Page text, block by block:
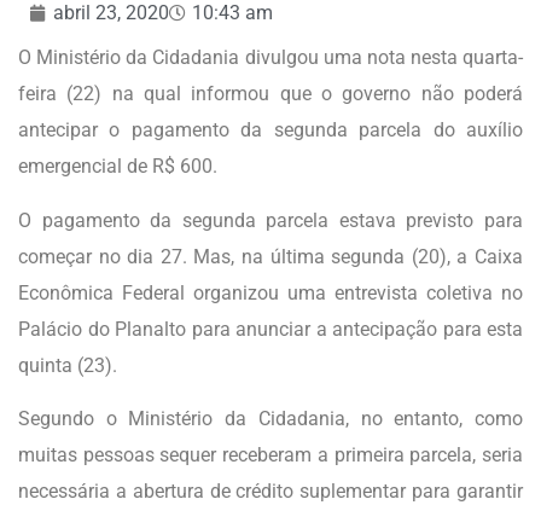
abril 23, 2020
10:43 am
O Ministério da Cidadania divulgou uma nota nesta quarta-
feira (22) na qual informou que o governo não poderá
antecipar o pagamento da segunda parcela do auxílio
emergencial de R$ 600.
O pagamento da segunda parcela estava previsto para
começar no dia 27. Mas, na última segunda (20), a Caixa
Econômica Federal organizou uma entrevista coletiva no
Palácio do Planalto para anunciar a antecipação para esta
quinta (23).
Segundo o Ministério da Cidadania, no entanto, como
muitas pessoas sequer receberam a primeira parcela, seria
necessária a abertura de crédito suplementar para garantir